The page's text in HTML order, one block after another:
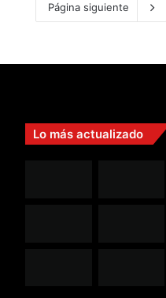
Página siguiente
Lo más actualizado